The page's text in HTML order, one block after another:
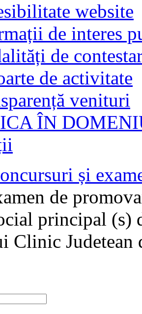
website
de interes
de
de activitate
venituri
ÎN
și
de
principal (s)
Clinic Judetean